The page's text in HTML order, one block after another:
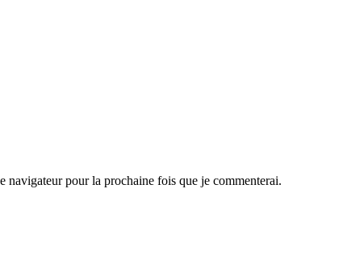
navigateur pour la prochaine fois que je commenterai.